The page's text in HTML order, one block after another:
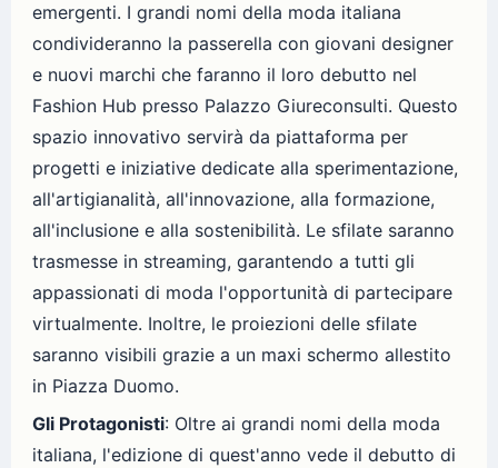
emergenti. I grandi nomi della moda italiana
condivideranno la passerella con giovani designer
e nuovi marchi che faranno il loro debutto nel
Fashion Hub presso Palazzo Giureconsulti. Questo
spazio innovativo servirà da piattaforma per
progetti e iniziative dedicate alla sperimentazione,
all'artigianalità, all'innovazione, alla formazione,
all'inclusione e alla sostenibilità. Le sfilate saranno
trasmesse in streaming, garantendo a tutti gli
appassionati di moda l'opportunità di partecipare
virtualmente. Inoltre, le proiezioni delle sfilate
saranno visibili grazie a un maxi schermo allestito
in Piazza Duomo.
Gli Protagonisti: Oltre ai grandi nomi della moda
italiana, l'edizione di quest'anno vede il debutto di